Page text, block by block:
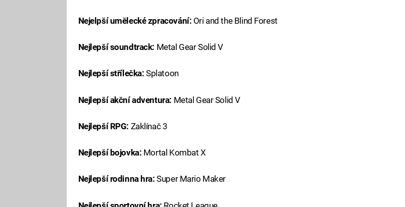
Nejelpší umělecké zpracování: Ori and the Blind Forest
Nejlepší soundtrack: Metal Gear Solid V
Nejlepší střílečka:Splatoon
Nejlepší akční adventura: Metal Gear Solid V
Nejlepší RPG: Zaklínač 3
Nejlepší bojovka: Mortal Kombat X
Nejlepší rodinna hra: Super Mario Maker